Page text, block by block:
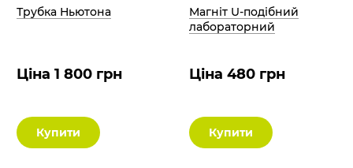
Трубка Ньютона
Ціна 1 800 грн
Купити
Магніт U-подібний
лабораторний
Ціна 480 грн
Купити